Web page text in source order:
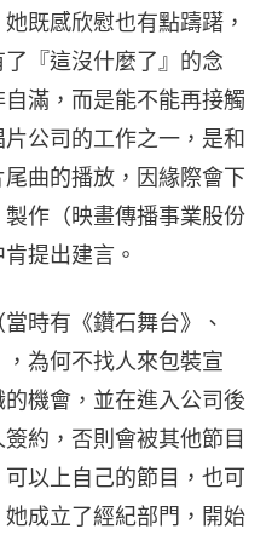
既感欣慰也有點躊躇，
了『這沒什麼了』的念
滿，而是能不能再接觸
公司的工作之一，是和
曲的播放，因緣際會下
作（映畫傳播事業股份
提出建言。
時有《鑽石舞台》、
，為何不找人來包裝宣
機會，並在進入公司後
約，否則會被其他節目
以上自己的節目，也可
成立了經紀部門，開始